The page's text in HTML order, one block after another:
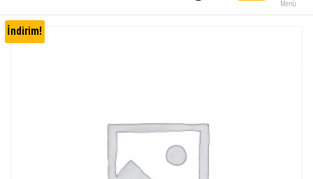
Menü
İndirim!